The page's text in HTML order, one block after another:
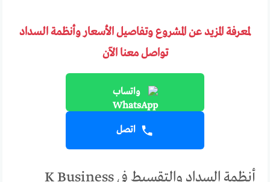
لمعرفة المزيد عن المشروع وتفاصيل الأسعار وأنظمة السداد
تواصل معنا الآن
واتساب
اتصل
أنظمة السداد والتقسيط في K Business